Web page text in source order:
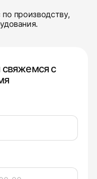
производству,
свяжемся с